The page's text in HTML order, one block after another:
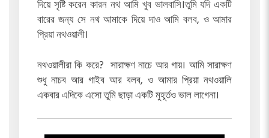
দিয়ে সৃষ্টি করেন কারন নথ আমি খুব ভালবাসি।তুমি যদি একটি
বারের জন্য সে নথ আমাকে দিয়ে দাও আমি বলব, ও আমার
প্রিয়া নথওয়ালী।
নথওয়ালীরা কি করে? সারাক্ষণ নাচে আর গায়। আমি সারাক্ষণ
শুধু নাচব আর গাইব আর বলব, ও আমার প্রিয়া নথওয়ালি
একবার এদিকে এসো তুমি ছাড়া একটি মুহূর্তও ভাল লাগেনা।